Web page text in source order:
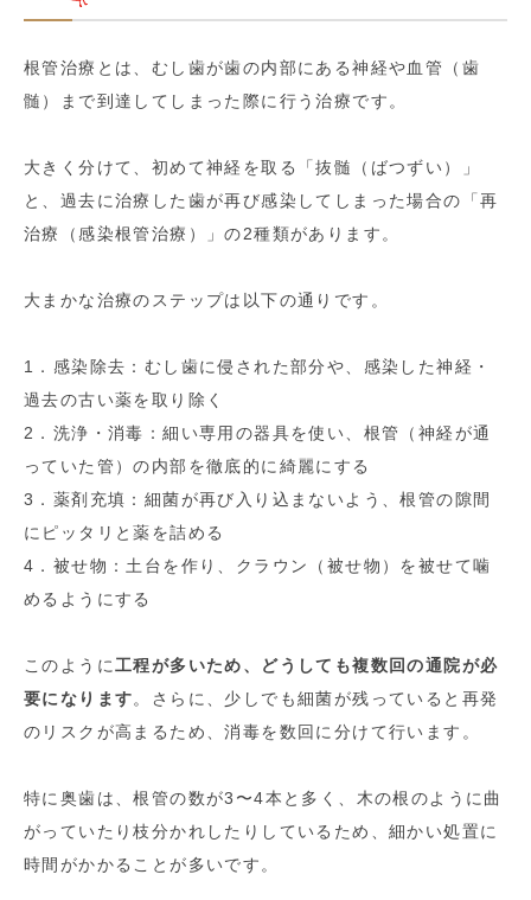
根管治療とは、むし歯が歯の内部にある神経や血管（歯
髄）まで到達してしまった際に行う治療です。
大きく分けて、初めて神経を取る「抜髄（ばつずい）」
と、過去に治療した歯が再び感染してしまった場合の「再
治療（感染根管治療）」の2種類があります。
大まかな治療のステップは以下の通りです。
1．感染除去：むし歯に侵された部分や、感染した神経・
過去の古い薬を取り除く
2．洗浄・消毒：細い専用の器具を使い、根管（神経が通
っていた管）の内部を徹底的に綺麗にする
3．薬剤充填：細菌が再び入り込まないよう、根管の隙間
にピッタリと薬を詰める
4．被せ物：土台を作り、クラウン（被せ物）を被せて噛
めるようにする
このように工程が多いため、どうしても複数回の通院が必
要になります。さらに、少しでも細菌が残っていると再発
のリスクが高まるため、消毒を数回に分けて行います。
特に奥歯は、根管の数が3〜4本と多く、木の根のように曲
がっていたり枝分かれしたりしているため、細かい処置に
時間がかかることが多いです。